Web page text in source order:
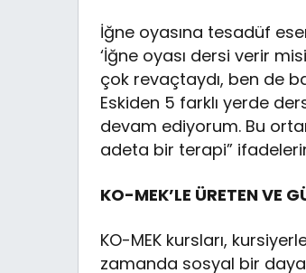
İğne oyasına tesadüf
‘İğne oyası dersi verir
çok revaçtaydı, ben de
Eskiden 5 farklı yerde
devam ediyorum. Bu
adeta bir terapi”
KO-MEK’LE ÜRETEN VE
KO-MEK kursları,
zamanda sosyal bir